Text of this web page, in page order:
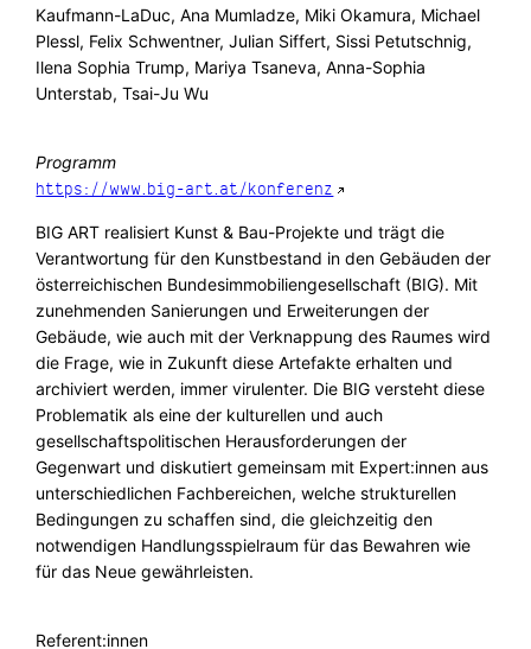
Kaufmann-LaDuc, Ana Mumladze, Miki Okamura, Michael
Plessl, Felix Schwentner, Julian Siffert, Sissi Petutschnig,
Ilena Sophia Trump, Mariya Tsaneva, Anna-Sophia
Unterstab, Tsai-Ju Wu
Programm
https://www.big-art.at/konferenz
BIG ART realisiert Kunst & Bau-Projekte und trägt die
Verantwortung für den Kunstbestand in den Gebäuden der
österreichischen Bundesimmobiliengesellschaft (BIG). Mit
zunehmenden Sanierungen und Erweiterungen der
Gebäude, wie auch mit der Verknappung des Raumes wird
die Frage, wie in Zukunft diese Artefakte erhalten und
archiviert werden, immer virulenter. Die BIG versteht diese
Problematik als eine der kulturellen und auch
gesellschaftspolitischen Herausforderungen der
Gegenwart und diskutiert gemeinsam mit Expert:innen aus
unterschiedlichen Fachbereichen, welche strukturellen
Bedingungen zu schaffen sind, die gleichzeitig den
notwendigen Handlungsspielraum für das Bewahren wie
für das Neue gewährleisten.
Referent:innen